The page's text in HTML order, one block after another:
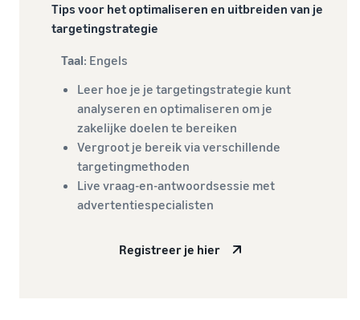
Tips voor het optimaliseren en uitbreiden van je
targetingstrategie
Taal: Engels
Leer hoe je je targetingstrategie kunt
analyseren en optimaliseren om je
zakelijke doelen te bereiken
Vergroot je bereik via verschillende
targetingmethoden
Live vraag-en-antwoordsessie met
advertentiespecialisten
Registreer je hier